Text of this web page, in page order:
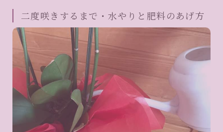
二度咲きするまで・水やりと肥料のあげ方